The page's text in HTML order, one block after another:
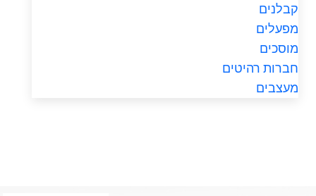
קבלנים
מפעלים
מוסכים
חברות רהיטים
מעצבים